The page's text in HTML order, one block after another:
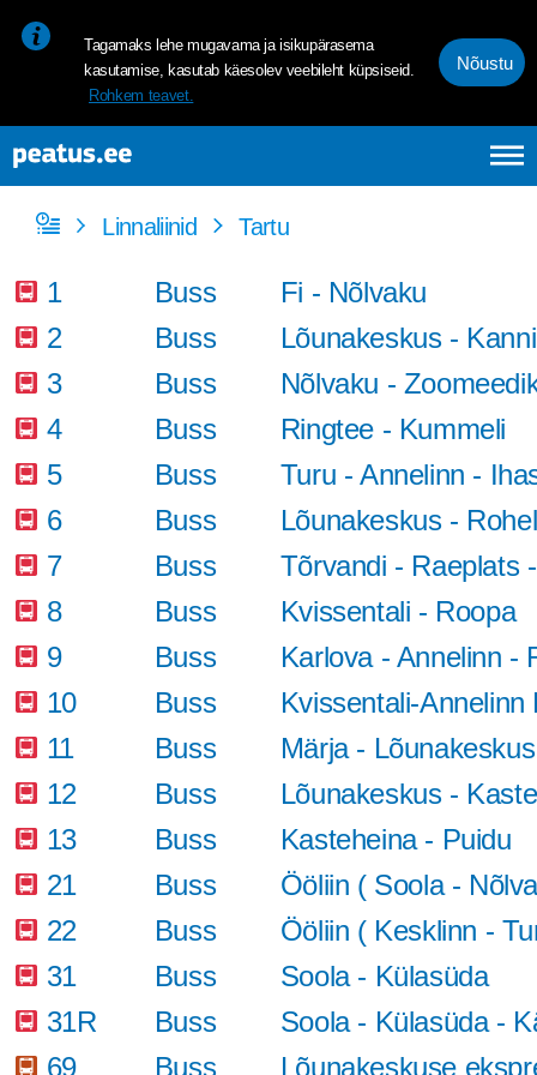
Tagamaks lehe mugavama ja isikupärasema
kasutamise, kasutab käesolev veebileht küpsiseid.
Rohkem teavet.
Nõustu
Linnaliinid Tartu
1 Buss
Fi - Nõlvaku
2
Buss
Lõunakeskus -
3
Buss
Nõlvaku -
4
Buss
Ringtee - Kummeli
5
Buss
Turu - Annelinn -
6
Buss
Lõunakeskus -
7
Buss
Tõrvandi - Raeplats
8
Buss
Kvissentali - Roopa
9
Buss
Karlova - Annelinn -
10
Buss
Kvissentali-
11
Buss
Märja -
12
Buss
Lõunakeskus -
13
Buss
Kasteheina - Puidu
21
Buss
Ööliin ( Soola -
22
Buss
Ööliin ( Kesklinn -
31
Buss
Soola - Külasüda
31R
Buss
Soola - Külasüda -
69
Buss Lõunakeskuse